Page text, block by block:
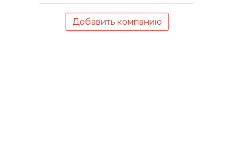
Добавить компанию